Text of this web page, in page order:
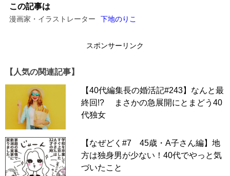
スポンサーリンク
この記事は
漫画家・イラストレーター 下地のりこ
スポンサーリンク
【人気の関連記事】
【40代編集長の婚活記#243】なんと最
終回!? まさかの急展開にとまどう40
代独女
【なぜどく#7 45歳・A子さん編】地
方は独身男が少ない！40代でやっと気
づいたこと